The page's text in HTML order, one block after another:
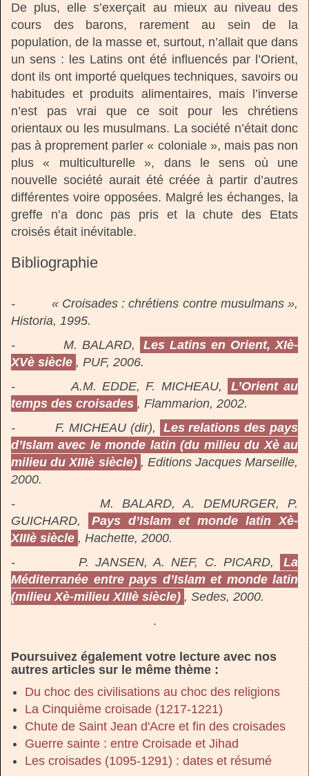
De plus, elle s’exerçait au mieux au niveau des
cours des barons, rarement au sein de la
population, de la masse et, surtout, n’allait que dans
un sens : les Latins ont été influencés par l’Orient,
dont ils ont importé quelques techniques, savoirs ou
habitudes et produits alimentaires, mais l’inverse
n’est pas vrai que ce soit pour les chrétiens
orientaux ou les musulmans. La société n’était donc
pas à proprement parler « coloniale », mais pas non
plus « multiculturelle », dans le sens où une
nouvelle société aurait été créée à partir d’autres
différentes voire opposées. Malgré les échanges, la
greffe n’a donc pas pris et la chute des Etats
croisés était inévitable.
Bibliographie
- « Croisades : chrétiens contre musulmans »,
Historia, 1995.
- M. BALARD,
Les Latins en Orient, XIè-
XVè siècle , PUF, 2006.
- A.M. EDDE, F. MICHEAU,
L’Orient au
temps des croisades , Flammarion, 2002.
- F. MICHEAU (dir),
Les relations des pays
d’Islam avec le monde latin (du milieu du Xè au
milieu du XIIIè siècle) , Editions Jacques Marseille,
2000.
- M. BALARD, A. DEMURGER, P.
GUICHARD,
Pays d’Islam et monde latin Xè-
XIIIè siècle , Hachette, 2000.
- P. JANSEN, A. NEF, C. PICARD,
La
Méditerranée entre pays d’Islam et monde latin
(milieu Xè-milieu XIIIè siècle) , Sedes, 2000.
.
Poursuivez également votre lecture avec nos
autres articles sur le même thème :
Du choc des civilisations au choc des religions
La Cinquième croisade (1217-1221)
Chute de Saint Jean d'Acre et fin des croisades
Guerre sainte : entre Croisade et Jihad
Les croisades (1095-1291) : dates et résumé